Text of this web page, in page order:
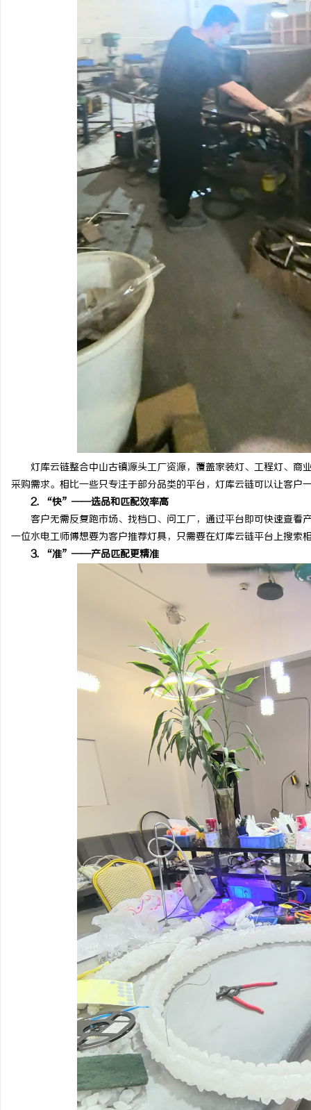
灯库云链整合中山古镇源头工厂资源，覆盖家装灯、工程灯、商
采购需求。相比一些只专注于部分品类的平台，灯库云链可以让客户
2. “快”——选品和匹配效率高
客户无需反复跑市场、找档口、问工厂，通过平台即可快速查看
一位水电工师傅想要为客户推荐灯具，只需要在灯库云链平台上搜索
3. “准”——产品匹配更精准